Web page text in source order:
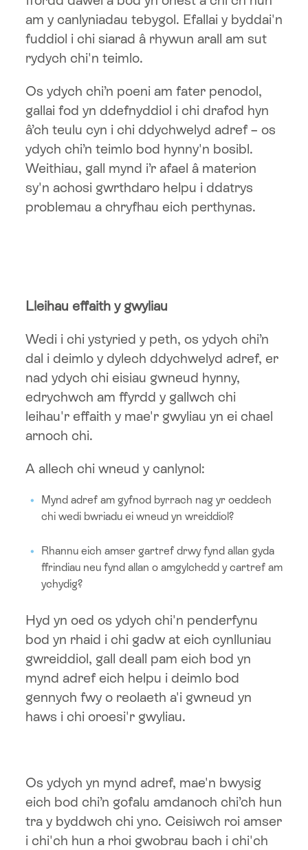
am y canlyniadau tebygol. Efallai y byddai'n
fuddiol i chi siarad â rhywun arall am sut
rydych chi'n teimlo.
Os ydych chi’n poeni am fater penodol,
gallai fod yn ddefnyddiol i chi drafod hyn
â’ch teulu cyn i chi ddychwelyd adref – os
ydych chi’n teimlo bod hynny'n bosibl.
Weithiau, gall mynd i’r afael â materion
sy'n achosi gwrthdaro helpu i ddatrys
problemau a chryfhau eich perthynas.
Lleihau effaith y gwyliau
Wedi i chi ystyried y peth, os ydych chi’n
dal i deimlo y dylech ddychwelyd adref, er
nad ydych chi eisiau gwneud hynny,
edrychwch am ffyrdd y gallwch chi
leihau'r effaith y mae'r gwyliau yn ei chael
arnoch chi.
A allech chi wneud y canlynol:
Mynd adref am gyfnod byrrach nag yr oeddech
chi wedi bwriadu ei wneud yn wreiddiol?
Rhannu eich amser gartref drwy fynd allan gyda
ffrindiau neu fynd allan o amgylchedd y cartref am
ychydig?
Hyd yn oed os ydych chi'n penderfynu
bod yn rhaid i chi gadw at eich cynlluniau
gwreiddiol, gall deall pam eich bod yn
mynd adref eich helpu i deimlo bod
gennych fwy o reolaeth a'i gwneud yn
haws i chi oroesi'r gwyliau.
Os ydych yn mynd adref, mae'n bwysig
eich bod chi’n gofalu amdanoch chi’ch hun
tra y byddwch chi yno. Ceisiwch roi amser
i chi'ch hun a rhoi gwobrau bach i chi'ch